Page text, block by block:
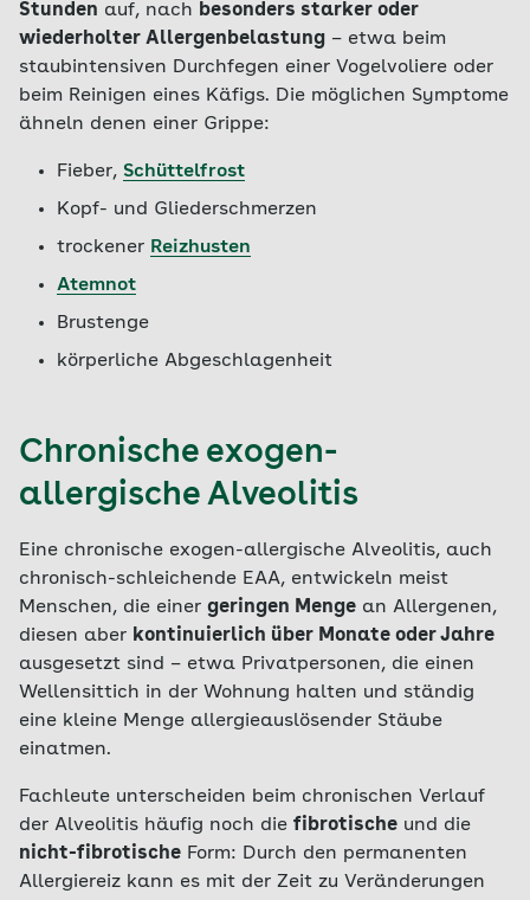
Stunden auf, nach besonders starker oder
wiederholter Allergenbelastung – etwa beim
staubintensiven Durchfegen einer Vogelvoliere oder
beim Reinigen eines Käfigs. Die möglichen Symptome
ähneln denen einer Grippe:
Fieber, Schüttelfrost
Kopf- und Gliederschmerzen
trockener Reizhusten
Atemnot
Brustenge
körperliche Abgeschlagenheit
Chronische exogen-
allergische Alveolitis
Eine chronische exogen-allergische Alveolitis, auch
chronisch-schleichende EAA, entwickeln meist
Menschen, die einer geringen Menge an Allergenen,
diesen aber kontinuierlich über Monate oder Jahre
ausgesetzt sind – etwa Privatpersonen, die einen
Wellensittich in der Wohnung halten und ständig
eine kleine Menge allergieauslösender Stäube
einatmen.
Fachleute unterscheiden beim chronischen Verlauf
der Alveolitis häufig noch die fibrotische und die
nicht-fibrotische Form: Durch den permanenten
Allergiereiz kann es mit der Zeit zu Veränderungen